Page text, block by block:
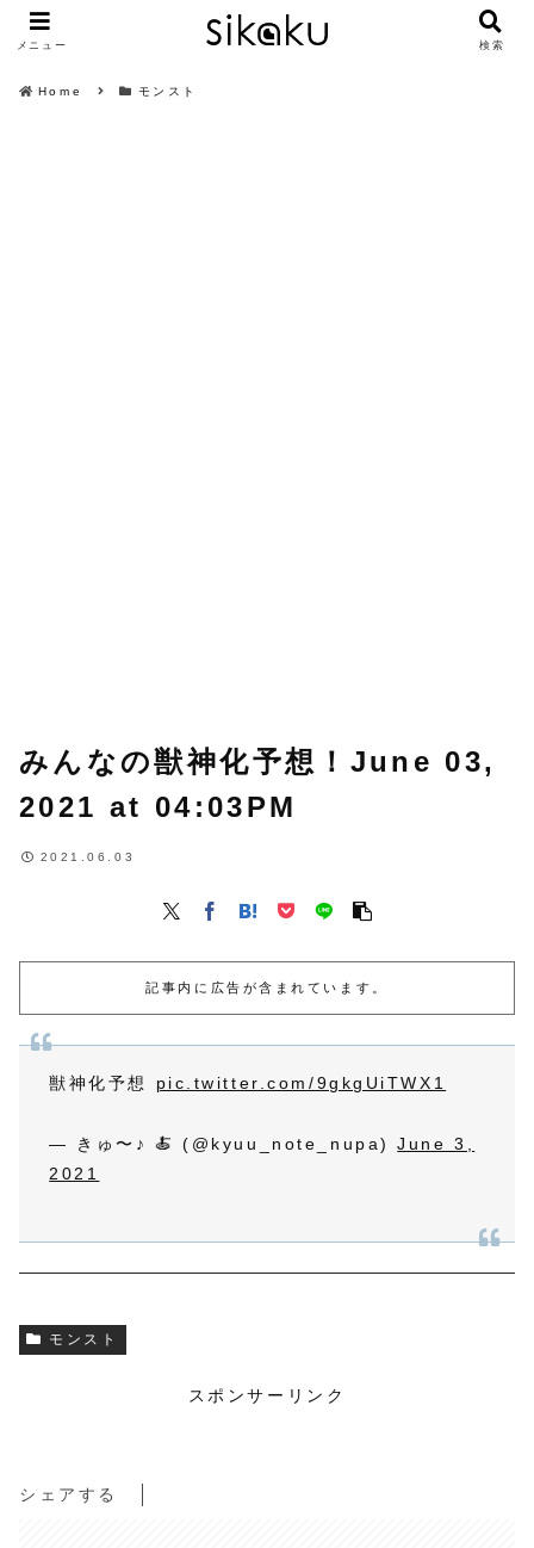
Home モンスト
みんなの獣神化予想！June 03,
2021 at 04:03PM
2021.06.03
記事内に広告が含まれています。
獣神化予想 pic.twitter.com/9gkgUiTWX1
— きゅ〜♪ 🍝 (@kyuu_note_nupa)June 3,
2021
モンスト
スポンサーリンク
シェアする
メニュー 検索